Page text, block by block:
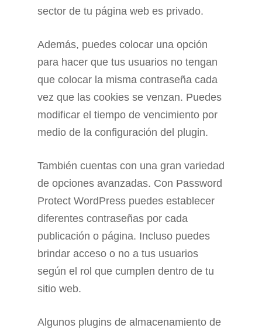
sector de tu página web es privado.
Además, puedes colocar una opción
para hacer que tus usuarios no tengan
que colocar la misma contraseña cada
vez que las cookies se venzan. Puedes
modificar el tiempo de vencimiento por
medio de la configuración del plugin.
También cuentas con una gran variedad
de opciones avanzadas. Con Password
Protect WordPress puedes establecer
diferentes contraseñas por cada
publicación o página. Incluso puedes
brindar acceso o no a tus usuarios
según el rol que cumplen dentro de tu
sitio web.
Algunos plugins de almacenamiento de